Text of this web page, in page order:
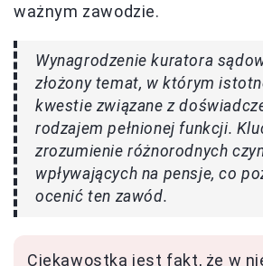
ważnym zawodzie.
Wynagrodzenie kuratora
złożony temat, w którym
kwestie związane z
rodzajem pełnionej funkcji.
zrozumienie różnorodnych
wpływających na pensje, co
ocenić ten zawód.
Ciekawostką jest fakt, że w